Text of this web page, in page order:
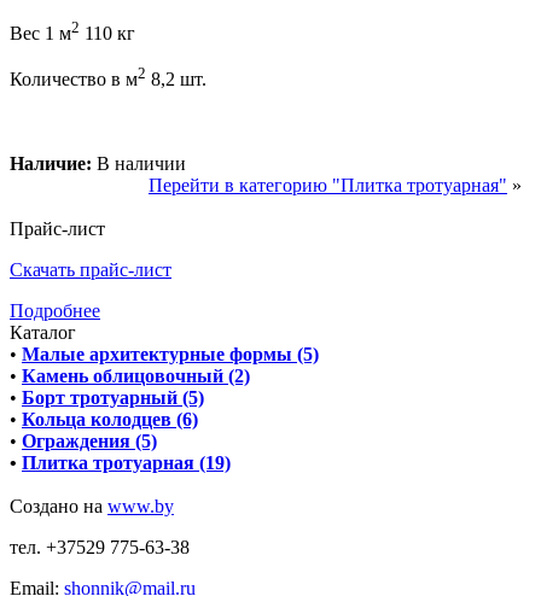
Вес 1 м2 110 кг
Количество в м2 8,2 шт.
Наличие: В наличии
Перейти в категорию "Плитка тротуарная" »
Прайс-лист
Скачать прайс-лист
Подробнее
Каталог
• Малые архитектурные формы (5)
• Камень облицовочный (2)
• Борт тротуарный (5)
• Кольца колодцев (6)
• Ограждения (5)
• Плитка тротуарная (19)
Создано на www.by
тел. +37529 775-63-38
Email: shonnik@mail.ru